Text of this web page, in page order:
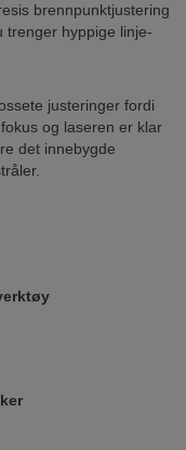
brennpunktjustering
trenger hyppige linje-
justeringer fordi
og laseren er klar
det innebygde